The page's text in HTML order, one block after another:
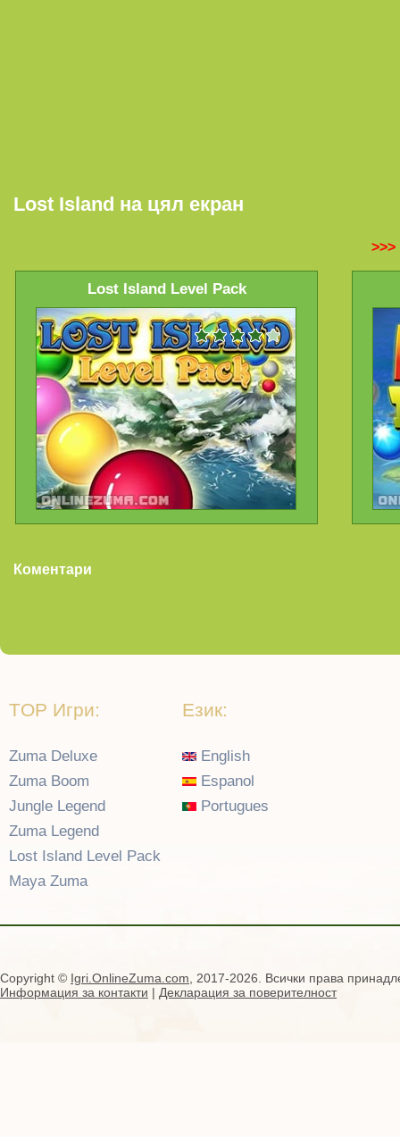
Lost Island на цял екран
Lost Island Level Pack
Коментари
TOP Игри:
Zuma Deluxe
Zuma Boom
Jungle Legend
Zuma Legend
Lost Island Level Pack
Maya Zuma
Език:
English
Espanol
Portugues
Copyright © Igri.OnlineZuma.com , 2017-2026. Всички права
Информация за контакти | Декларация за поверителност